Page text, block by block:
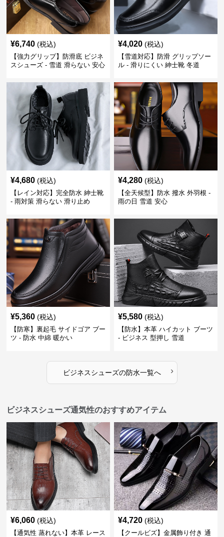
¥6,740 (税込)
【強力グリップ】防滑底 ビジネ
スシューズ - 雪道 滑らない 安心
¥4,020 (税込)
【雪道対応】防滑 グリップソー
ル - 滑りにくい 紳士靴 冬道
¥4,680 (税込)
【レイン対応】完全防水 紳士靴
- 雨対策 滑らない 滑り止め
¥4,280 (税込)
【全天候型】防水 撥水 外羽根 -
雨の日 雪道 安心
¥5,360 (税込)
【防寒】裏起毛 サイドゴア ブー
ツ - 防水 中綿 暖かい
¥5,580 (税込)
【防水】本革 ハイカット ブーツ
- ビジネス 型押し 雪道
ビジネスシューズの防水一覧へ ›
ビジネスシューズ通気性のおすすめアイテム
¥6,060 (税込)
【通気性 蒸れない】本革 レース
¥4,720 (税込)
【クールビズ】金属飾り付き 通